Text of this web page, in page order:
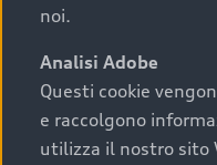
acquistare un’auto
chilometraggio: un
uno stato migliore
durata nel tempo;
noi.
Analisi Adobe
Questi cookie
e raccolgono
utilizza il nostro sito